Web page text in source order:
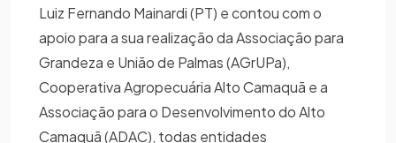
Luiz Fernando Mainardi (PT) e contou com o
apoio para a sua realização da Associação para
Grandeza e União de Palmas (AGrUPa),
Cooperativa Agropecuária Alto Camaquã e a
Associação para o Desenvolvimento do Alto
Camaquã (ADAC), todas entidades